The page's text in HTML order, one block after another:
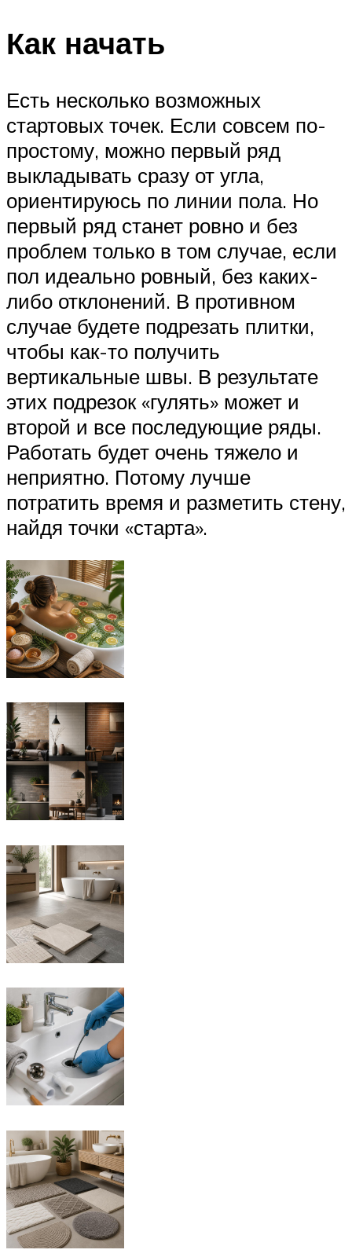
Как начать
Есть несколько возможных
стартовых точек. Если совсем по-
простому, можно первый ряд
выкладывать сразу от угла,
ориентируюсь по линии пола. Но
первый ряд станет ровно и без
проблем только в том случае, если
пол идеально ровный, без каких-
либо отклонений. В противном
случае будете подрезать плитки,
чтобы как-то получить
вертикальные швы. В результате
этих подрезок «гулять» может и
второй и все последующие ряды.
Работать будет очень тяжело и
неприятно. Потому лучше
потратить время и разметить стену,
найдя точки «старта».